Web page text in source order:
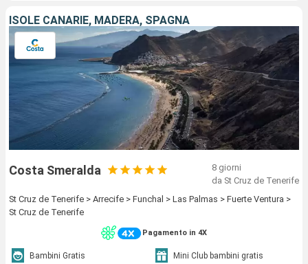
ISOLE CANARIE, MADERA, SPAGNA
Costa Smeralda
8 giorni
da St Cruz de Tenerife
St Cruz de Tenerife > Arrecife > Funchal > Las Palmas > Fuerte Ventura >
St Cruz de Tenerife
Pagamento in 4X
Bambini Gratis
Mini Club bambini gratis